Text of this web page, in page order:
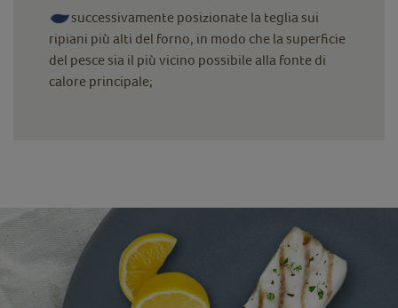
successivamente posizionate la teglia sui
ripiani più alti del forno, in modo che la superficie
del pesce sia il più vicino possibile alla fonte di
calore principale;